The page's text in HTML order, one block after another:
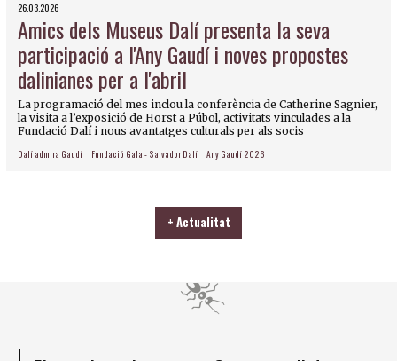
26.03.2026
Amics dels Museus Dalí presenta la seva
participació a l'Any Gaudí i noves propostes
dalinianes per a l'abril
La programació del mes inclou la conferència de Catherine Sagnier,
la visita a l’exposició de Horst a Púbol, activitats vinculades a la
Fundació Dalí i nous avantatges culturals per als socis
Dalí admira Gaudí Fundació Gala - Salvador Dalí Any Gaudí 2026
+ Actualitat